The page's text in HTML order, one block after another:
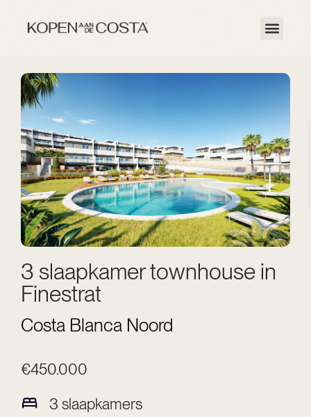
3 slaapkamer townhouse in
Finestrat
Costa Blanca Noord
€450.000
3 slaapkamers